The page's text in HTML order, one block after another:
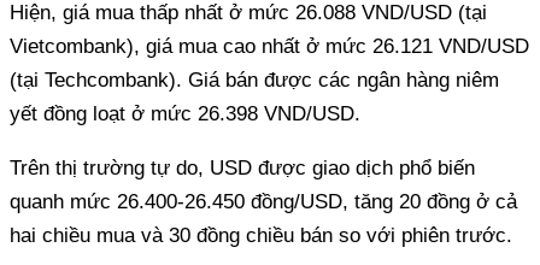
Hiện, giá mua thấp nhất ở mức 26.088 VND/USD (tại
Vietcombank), giá mua cao nhất ở mức 26.121 VND/USD
(tại Techcombank). Giá bán được các ngân hàng niêm
yết đồng loạt ở mức 26.398 VND/USD.
Trên thị trường tự do, USD được giao dịch phổ biến
quanh mức 26.400-26.450 đồng/USD, tăng 20 đồng ở cả
hai chiều mua và 30 đồng chiều bán so với phiên trước.